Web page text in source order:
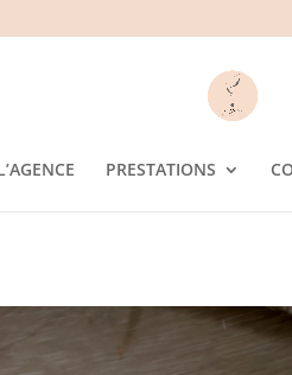
PRESTATIONS